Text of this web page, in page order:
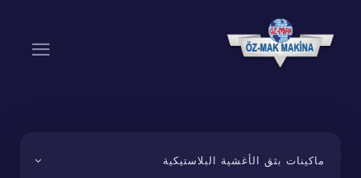
ماكينات بثق الأغشية البلاستيكية